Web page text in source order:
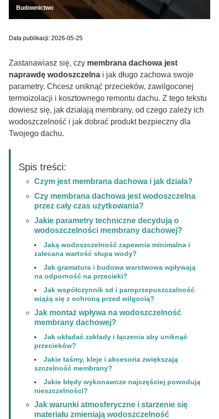
Budownictwo
Data publikacji: 2026-05-25
Zastanawiasz się, czy membrana dachowa jest
naprawdę wodoszczelnai jak długo zachowa swoje
parametry. Chcesz uniknąć przecieków, zawilgoconej
termoizolacji i kosztownego remontu dachu. Z tego tekstu
dowiesz się, jak działają membrany, od czego zależy ich
wodoszczelność i jak dobrać produkt bezpieczny dla
Twojego dachu.
Spis treści:
Czym jest membrana dachowa i jak działa?
Czy membrana dachowa jest wodoszczelna
przez cały czas użytkowania?
Jakie parametry techniczne decydują o
wodoszczelności membrany dachowej?
Jaką wodoszczelność zapewnia minimalna i
zalecana wartość słupa wody?
Jak gramatura i budowa warstwowa wpływają
na odporność na przecieki?
Jak współczynnik sd i paroprzepuszczalność
wiążą się z ochroną przed wilgocią?
Jak montaż wpływa na wodoszczelność
membrany dachowej?
Jak układać zakłady i łączenia aby uniknąć
przecieków?
Jakie taśmy, kleje i akcesoria zwiększają
szczelność membrany?
Jakie błędy wykonawcze najczęściej powodują
nieszczelności?
Jak warunki atmosferyczne i starzenie się
materiału zmieniają wodoszczelność